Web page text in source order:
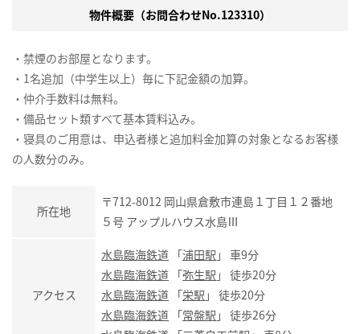
物件概要（お問合わせNo.123310）
・禁煙のお部屋となります。
・1名追加（中学生以上）毎に下記金額の加算。
・仲介手数料は無料。
・備品セット類すべて基本賃料込み。
・寝具のご用意は、申込者様と追加料金加算の対象となるお客様
の人数分のみ。
所在地
〒712-8012 岡山県倉敷市連島１丁目１２番地
５号 アップルハウス水島Ⅲ
アクセス
水島臨海鉄道 「浦田駅 」 車9分
水島臨海鉄道 「弥生駅 」 徒歩20分
水島臨海鉄道 「栄駅 」 徒歩20分
水島臨海鉄道 「常盤駅 」 徒歩26分